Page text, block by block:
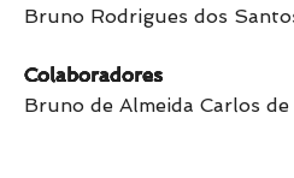
Bruno Rodrigues dos
Colaboradores
Bruno de Almeida Carlos